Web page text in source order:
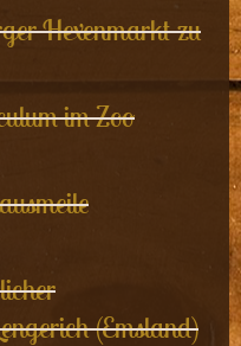
Hexenmarkt zu
im Zoo
(Emsland)